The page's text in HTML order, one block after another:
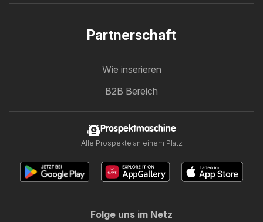
Partnerschaft
Wie inserieren
B2B Bereich
Prospektmaschine
Alle Prospekte an einem Platz
Folge uns im Netz